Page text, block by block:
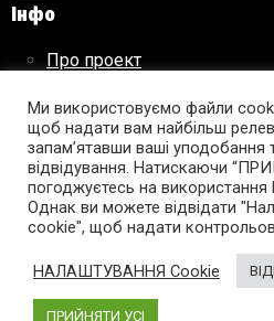
Інфо
Про проект
Правила використання
Підпишись на AutoGeek!
facebooktwitter instagramyoutube
Ми використовуємо файли
щоб надати вам найбільш
запам’ятавши ваші
відвідування. Натискаючи
погоджуєтесь на використання
Однак ви можете відвідати
cookie", щоб надати
НАЛАШТУВАННЯ Cookie
ПРИЙНЯТИ УСІ